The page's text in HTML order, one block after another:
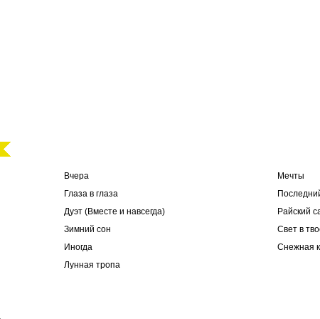
Вчера
Глаза в глаза
Дуэт (Вместе и навсегда)
Зимний сон
Иногда
Лунная тропа
Мечты
Райский
Свет в
Снежная